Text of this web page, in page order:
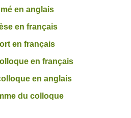
en anglais
en français
en français
en français
en anglais
du colloque